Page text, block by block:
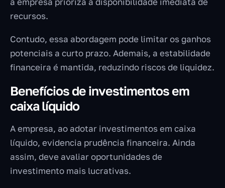
recursos.
Contudo, essa abordagem pode limitar os ganhos
potenciais a curto prazo. Ademais, a estabilidade
financeira é mantida, reduzindo riscos de liquidez.
Benefícios de investimentos em
caixa líquido
A empresa, ao adotar investimentos em caixa
líquido, evidencia prudência financeira. Ainda
assim, deve avaliar oportunidades de
investimento mais lucrativas.